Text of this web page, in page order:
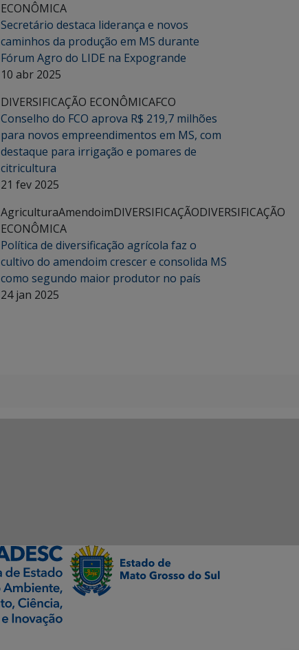
ECONÔMICA
Secretário destaca liderança e novos
caminhos da produção em MS durante
Fórum Agro do LIDE na Expogrande
10 abr 2025
DIVERSIFICAÇÃO ECONÔMICAFCO
Conselho do FCO aprova R$ 219,7 milhões
para novos empreendimentos em MS, com
destaque para irrigação e pomares de
citricultura
21 fev 2025
AgriculturaAmendoimDIVERSIFICAÇÃODIVERSIFICAÇÃO
ECONÔMICA
Política de diversificação agrícola faz o
cultivo do amendoim crescer e consolida MS
como segundo maior produtor no país
24 jan 2025